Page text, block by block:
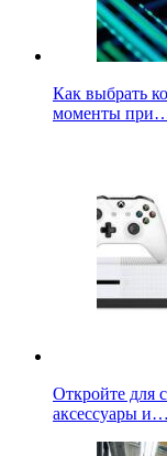
Как выбрать
моменты
Откройте для
аксессуары и…